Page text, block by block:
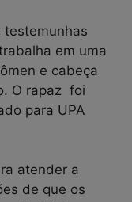
testemunhas
em uma
e cabeça
O rapaz foi
para UPA
atender a
de que os